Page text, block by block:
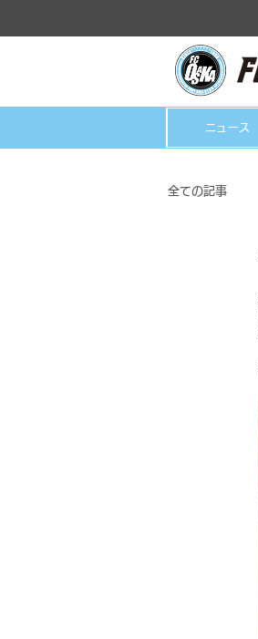
ニュース
全ての記事